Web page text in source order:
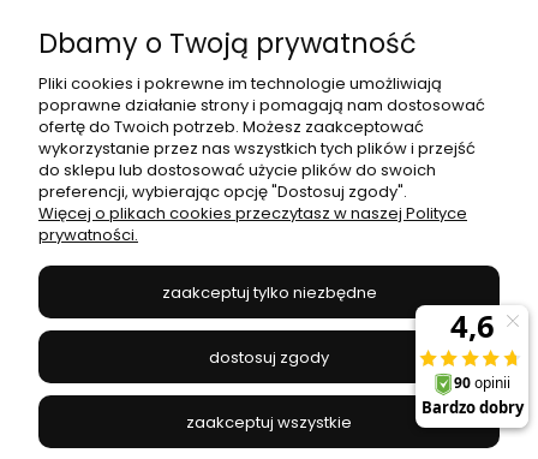
Moje konto
Płatności i dostawa
Informacje
JANEX
669-050-03-43
504 545 749//E-mail:sklep@janexmarket.pl
Dbamy o Twoją prywatność
Pliki cookies i pokrewne im technologie umożliwiają
poprawne działanie strony i pomagają nam dostosować
ofertę do Twoich potrzeb. Możesz zaakceptować
wykorzystanie przez nas wszystkich tych plików i przejść
do sklepu lub dostosować użycie plików do swoich
preferencji, wybierając opcję "Dostosuj zgody".
Więcej o plikach cookies przeczytasz w naszej Polityce
prywatności.
zaakceptuj tylko niezbędne
dostosuj zgody
zaakceptuj wszystkie